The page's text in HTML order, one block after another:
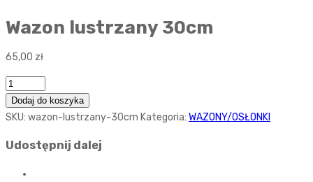
Wazon lustrzany 30cm
65,00 zł
Ilość
Dodaj do koszyka
SKU: wazon-lustrzany-30cm Kategoria: WAZONY/OSŁONKI
Udostępnij dalej